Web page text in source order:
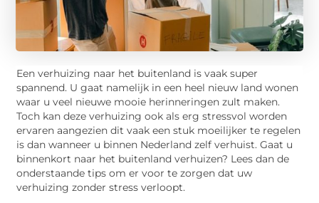
Een verhuizing naar het buitenland is vaak super
spannend. U gaat namelijk in een heel nieuw land wonen
waar u veel nieuwe mooie herinneringen zult maken.
Toch kan deze verhuizing ook als erg stressvol worden
ervaren aangezien dit vaak een stuk moeilijker te regelen
is dan wanneer u binnen Nederland zelf verhuist. Gaat u
binnenkort naar het buitenland verhuizen? Lees dan de
onderstaande tips om er voor te zorgen dat uw
verhuizing zonder stress verloopt.